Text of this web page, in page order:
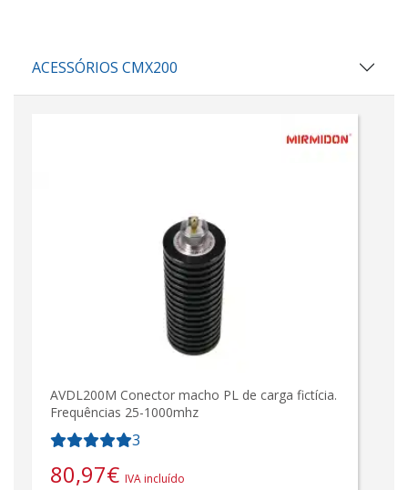
ACESSÓRIOS CMX200
AVDL200M Conector macho PL de carga fictícia.
Frequências 25-1000mhz
3
80,97€ IVA incluído